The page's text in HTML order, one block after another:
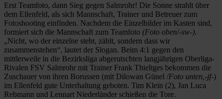
Erst Teamfoto, dann Sieg gegen Salmrohr! Die Sonne strahlt über
dem Ellenfeld, als sich Mannschaft, Trainer und Betreuer zum
Fotoshooting einfinden. Nachdem die Einzelbilder im Kasten sind,
formiert sich die Mannschaft zum Teamfoto (Foto oben/-sw-).
„Nicht, wo der einzelne steht, zählt, sondern dass wir
zusammenstehen“, lautet der Slogan. Beim 4:1 gegen den
mittlerweile in die Bezirksliga abgerutschten langjährigen Oberliga-
Rivalen FSV Salmrohr mit Trainer Frank Thieltges bekommen die
Zuschauer von ihren Borussen (mit Dilowan Günel /Foto unten,-jf-)
im Ellenfeld gute Unterhaltung geboten. Tim Klein (2), Jan Luca
Rebmann und Lennart Niederländer schießen die Tore.